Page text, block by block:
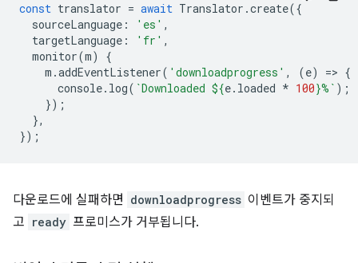
const translator = await Translator .create({
sourceLanguage : 'es' ,
targetLanguage : 'fr' ,
monitor(m)
{
m .addEventListener( 'downloadprogress' , (e) => {
console. log( `Downloaded ${e. loaded * 100}%` );
});
},
});
다운로드에 실패하면 downloadprogress 이벤트가 중지되
고 ready 프로미스가 거부됩니다.